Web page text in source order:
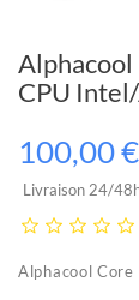
CPU
100,00 €
Livraison 24/
Alphacool